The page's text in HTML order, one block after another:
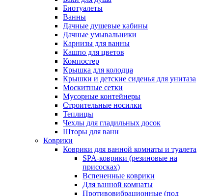
Биотуалеты
Ванны
Дачные душевые кабины
Дачные умывальники
Карнизы для ванны
Кашпо для цветов
Компостер
Крышка для колодца
Крышки и детские сиденья для унитаза
Москитные сетки
Мусорные контейнеры
Строительные носилки
Теплицы
Чехлы для гладильных досок
Шторы для ванн
Коврики
Коврики для ванной комнаты и туалета
SPA-коврики (резиновые на
присосках)
Вспененные коврики
Для ванной комнаты
Противовибрационные (под